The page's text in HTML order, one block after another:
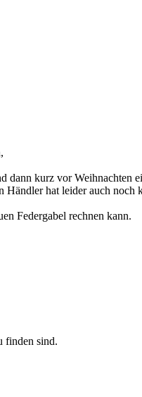
dann kurz vor
hat leider auch noch
Federgabel rechnen kann.
finden sind.